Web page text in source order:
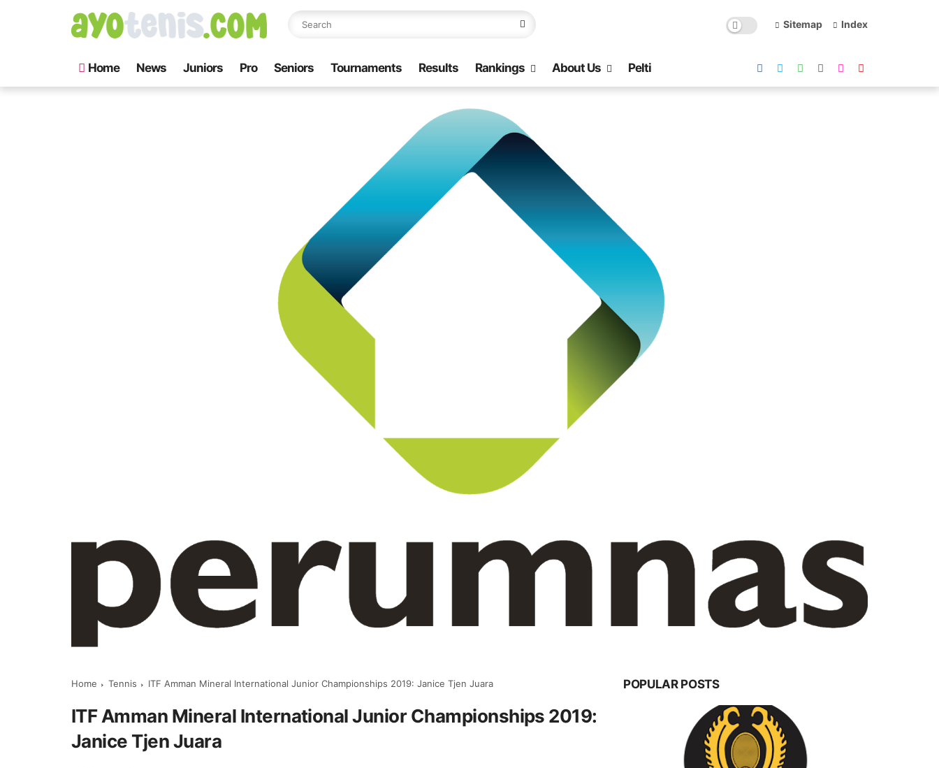
Sitemap Index
Home News Juniors Pro Seniors Tournaments Results Rankings About Us Pelti
Home Tennis ITF Amman Mineral International Junior Championships 2019: Janice Tjen Juara
ITF Amman Mineral International Junior Championships 2019:
Janice Tjen Juara
POPULAR POSTS